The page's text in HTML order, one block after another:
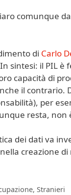
comunque
di Carlo
sintesi: il PIL è
capacità di
il
per
resta, non
dei dati va
nella creazione di
, Stranieri